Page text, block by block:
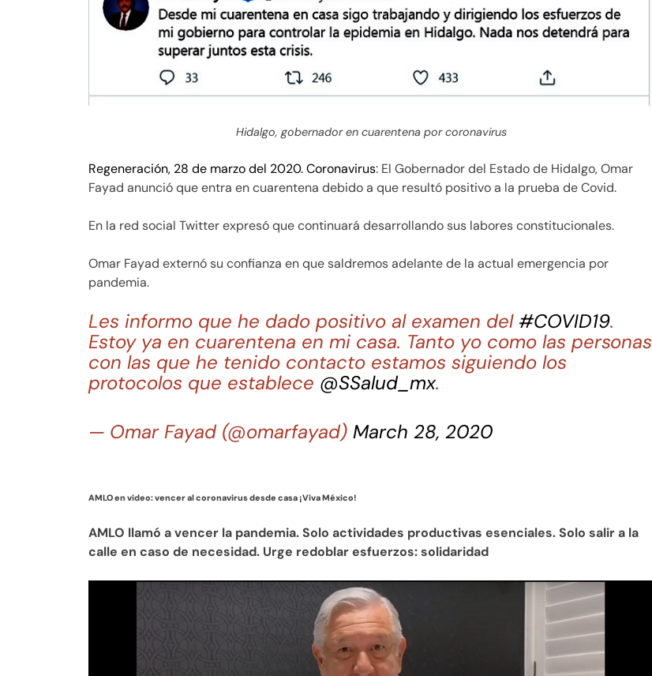
Hidalgo, gobernador en cuarentena por coronavirus
Regeneración, 28 de marzo del 2020. Coronavirus: El Gobernador del Estado de Hidalgo, Omar
Fayad anunció que entra en cuarentena debido a que resultó positivo a la prueba de Covid.
En la red social Twitter expresó que continuará desarrollando sus labores constitucionales.
Omar Fayad externó su confianza en que saldremos adelante de la actual emergencia por
pandemia.
Les informo que he dado positivo al examen del #COVID19.
Estoy ya en cuarentena en mi casa. Tanto yo como las personas
con las que he tenido contacto estamos siguiendo los
protocolos que establece @SSalud_mx.
— Omar Fayad (@omarfayad) March 28, 2020
AMLO en video: vencer al coronavirus desde casa ¡Viva México!
AMLO llamó a vencer la pandemia. Solo actividades productivas esenciales. Solo salir a la
calle en caso de necesidad. Urge redoblar esfuerzos: solidaridad